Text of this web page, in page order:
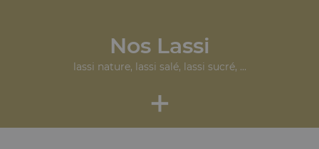
Nos Lassi
lassi nature, lassi salé, lassi sucré, ...
+